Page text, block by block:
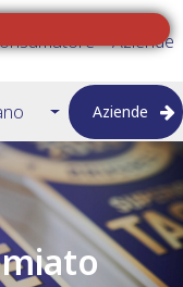
Aziende
Aziende